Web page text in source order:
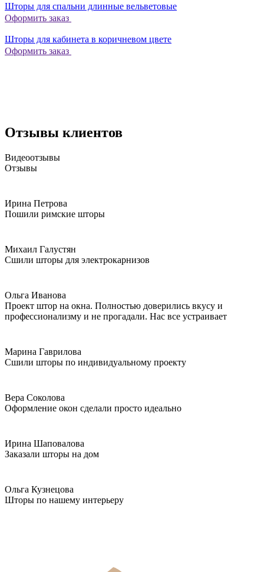
Шторы для спальни длинные вельветовые
Оформить заказ
Шторы для кабинета в коричневом цвете
Оформить заказ
Отзывы клиентов
Видеоотзывы
Отзывы
Ирина Петрова
Пошили римские шторы
Михаил Галустян
Сшили шторы для электрокарнизов
Ольга Иванова
Проект штор на окна. Полностью доверились вкусу и
профессионализму и не прогадали. Нас все устраивает
Марина Гаврилова
Сшили шторы по индивидуальному проекту
Вера Соколова
Оформление окон сделали просто идеально
Ирина Шаповалова
Заказали шторы на дом
Ольга Кузнецова
Шторы по нашему интерьеру